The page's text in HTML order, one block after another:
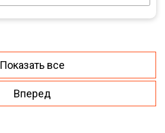
Показать все
Вперед